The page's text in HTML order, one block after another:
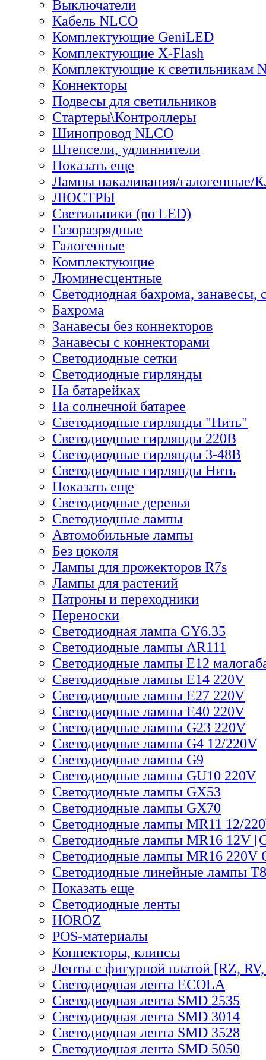
Выключатели
Кабель NLCO
Комплектующие GeniLED
Комплектующие X-Flash
Комплектующие к светильникам
Коннекторы
Подвесы для светильников
Стартеры\Контроллеры
Шинопровод NLCO
Штепсели, удлиннители
Показать еще
Лампы накаливания/галогенные/
ЛЮСТРЫ
Светильники (no LED)
Газоразрядные
Галогенные
Комплектующие
Люминесцентные
Светодиодная бахрома, занавесы,
Бахрома
Занавесы без коннекторов
Занавесы с коннекторами
Светодиодные сетки
Светодиодные гирлянды
На батарейках
На солнечной батарее
Светодиодные гирлянды "Нить"
Светодиодные гирлянды 220В
Светодиодные гирлянды 3-48В
Светодиодные гирлянды Нить
Показать еще
Светодиодные деревья
Светодиодные лампы
Автомобильные лампы
Без цоколя
Лампы для прожекторов R7s
Лампы для растений
Патроны и переходники
Переноски
Светодиодная лампа GY6.35
Светодиодные лампы AR111
Светодиодные лампы E12
Светодиодные лампы E14 220V
Светодиодные лампы E27 220V
Светодиодные лампы E40 220V
Светодиодные лампы G23 220V
Светодиодные лампы G4 12/220V
Светодиодные лампы G9
Светодиодные лампы GU10 220V
Светодиодные лампы GX53
Светодиодные лампы GX70
Светодиодные лампы MR11 12/
Светодиодные лампы MR16 12V
Светодиодные лампы MR16 220V
Светодиодные линейные лампы T8
Показать еще
Светодиодные ленты
HOROZ
POS-материалы
Коннекторы, клипсы
Ленты с фигурной платой [RZ,
Светодиодная лента ECOLA
Светодиодная лента SMD 2535
Светодиодная лента SMD 3014
Светодиодная лента SMD 3528
Светодиодная лента SMD 5050